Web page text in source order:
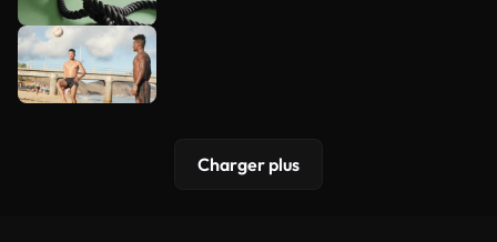
Charger plus